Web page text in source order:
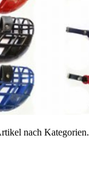
nach Kategorien.